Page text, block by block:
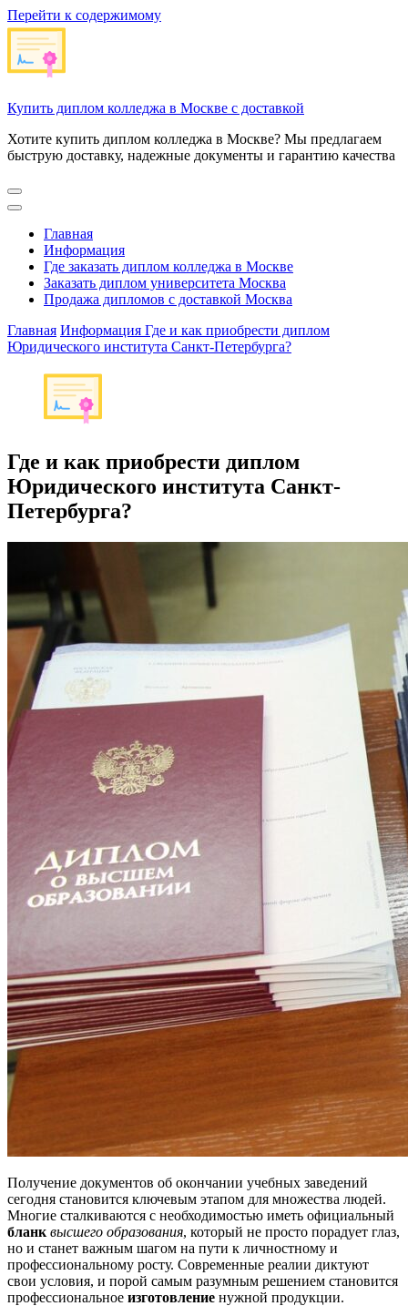
Перейти к содержимому
Купить диплом колледжа в Москве с доставкой
Хотите купить диплом колледжа в Москве? Мы предлагаем
быструю доставку, надежные документы и гарантию качества
Главная
Информация
Где заказать диплом колледжа в Москве
Заказать диплом университета Москва
Продажа дипломов с доставкой Москва
Главная Информация Где и как приобрести диплом
Юридического института Санкт-Петербурга?
Где и как приобрести диплом
Юридического института Санкт-
Петербурга?
Получение документов об окончании учебных заведений
сегодня становится ключевым этапом для множества людей.
Многие сталкиваются с необходимостью иметь официальный
бланк высшего образования, который не просто порадует глаз,
но и станет важным шагом на пути к личностному и
профессиональному росту. Современные реалии диктуют
свои условия, и порой самым разумным решением становится
профессиональное изготовление нужной продукции.